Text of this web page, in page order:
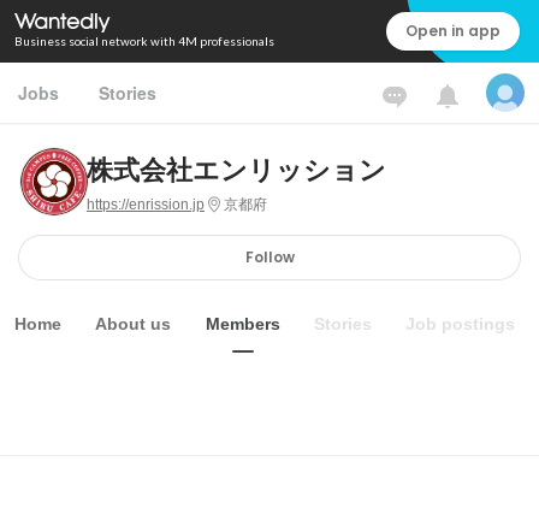
Business social network with 4M professionals Open in app
Jobs Stories
株式会社エンリッション
https://enrission.jp 京都府
Follow
Home About us Members Stories Job postings